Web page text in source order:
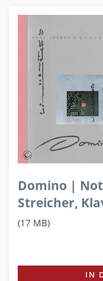
Domino |
Streicher,
(17 MB)
IN